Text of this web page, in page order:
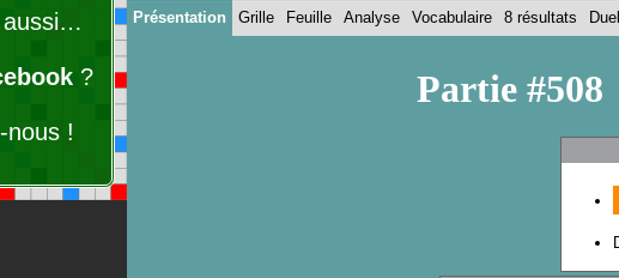
aussi…
?
-nous !
Présentation Grille Feuille Analyse Vocabulaire 8 résultats Duel
Partie #508